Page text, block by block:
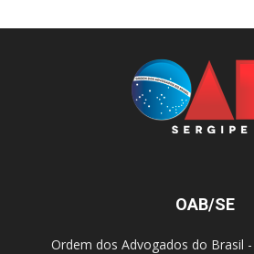
OAB/SE
Ordem dos Advogados do Brasil -